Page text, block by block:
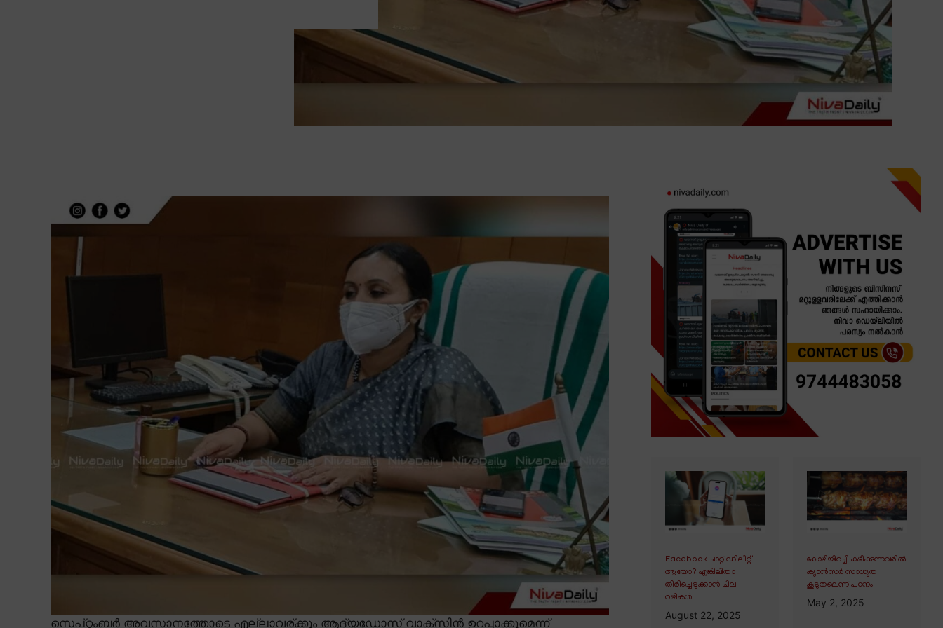
സെപ്റ്റംബർ അവസാനത്തോടെ എല്ലാവര്ക്കും ആദ്യഡോസ് വാക്സിൻ ഉറപ്പാക്കുമെന്ന്
Facebook ചാറ്റ് ഡിലീറ്റ്
ആയോ? എങ്കിലിതാ
തിരിച്ചെടുക്കാൻ ചില
വഴികൾ!
August 22, 2025
കോഴിയിറച്ചി കഴിക്കുന്നവരിൽ
ക്യാൻസർ സാധ്യത
കൂടുതലെന്ന് പഠനം
May 2, 2025